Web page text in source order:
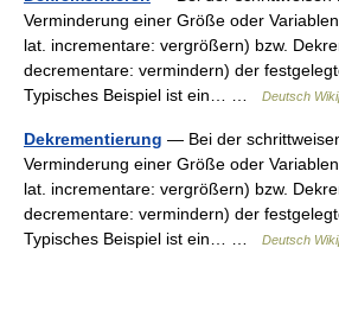
Verminderung einer Größe oder
lat. incrementare: vergrößern) bzw.
decrementare: vermindern) der
Typisches Beispiel ist ein… …
Deutsch
Dekrementierung — Bei der
Verminderung einer Größe oder
lat. incrementare: vergrößern) bzw.
decrementare: vermindern) der
Typisches Beispiel ist ein… …
Deutsch